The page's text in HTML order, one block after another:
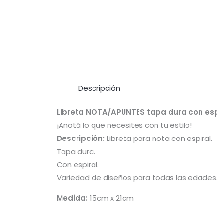
Descripción
Libreta NOTA/APUNTES tapa dura con
¡Anotá lo que necesites con tu estilo!
Descripción: Libreta para nota con espiral.
Tapa dura.
Con espiral.
Variedad de diseños para todas las edades.
Medida: 15cm x 21cm